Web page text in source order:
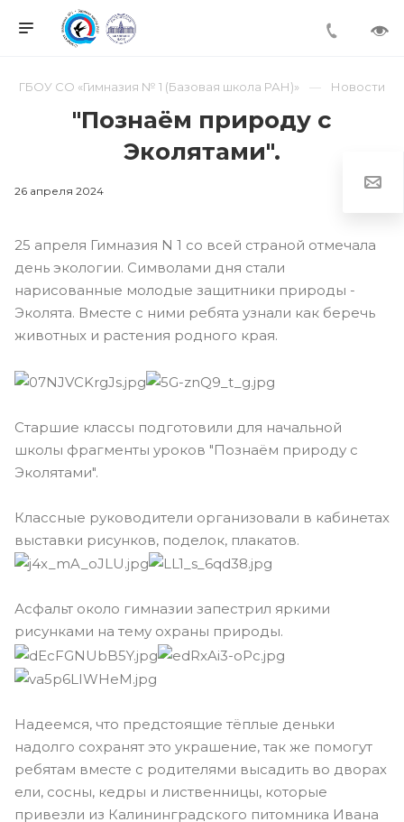
ГБОУ СО «Гимназия № 1 (Базовая школа РАН)» Новости
"Познаëм природу с
Эколятами".
26 апреля 2024
25 апреля Гимназия N 1 со всей страной отмечала
день экологии. Символами дня стали
нарисованные молодые защитники природы -
Эколята. Вместе с ними ребята узнали как беречь
животных и растения родного края.
Старшие классы подготовили для начальной
школы фрагменты уроков "Познаëм природу с
Эколятами".
Классные руководители организовали в кабинетах
выставки рисунков, поделок, плакатов.
Асфальт около гимназии запестрил яркими
рисунками на тему охраны природы.
Надеемся, что предстоящие тëплые деньки
надолго сохранят это украшение, так же помогут
ребятам вместе с родителями высадить во дворах
ели, сосны, кедры и лиственницы, которые
привезли из Калининградского питомника Ивана